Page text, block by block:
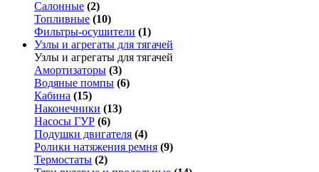
Салонные (2)
Топливные (10)
Фильтры-осушители (1)
Узлы и агрегаты для тягачей
Узлы и агрегаты для тягачей
Амортизаторы (3)
Водяные помпы (6)
Кабина (15)
Наконечники (13)
Насосы ГУР (6)
Подушки двигателя (4)
Ролики натяжения ремня (9)
Термостаты (2)